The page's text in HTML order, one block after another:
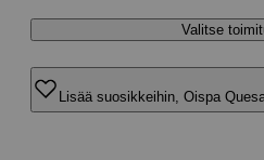
Valitse
Lisää suosikkeihin, Oispa